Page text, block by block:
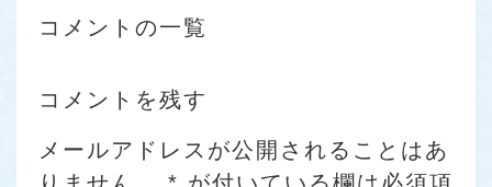
コメントの一覧
コメントを残す
メールアドレスが公開されることはあ